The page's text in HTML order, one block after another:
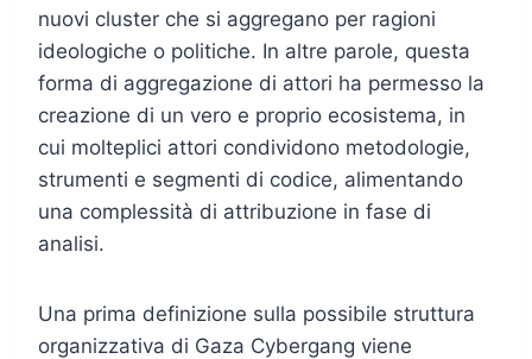
nuovi cluster che si aggregano per ragioni
ideologiche o politiche. In altre parole, questa
forma di aggregazione di attori ha permesso la
creazione di un vero e proprio ecosistema, in
cui molteplici attori condividono metodologie,
strumenti e segmenti di codice, alimentando
una complessità di attribuzione in fase di
analisi.
Una prima definizione sulla possibile struttura
organizzativa di Gaza Cybergang viene